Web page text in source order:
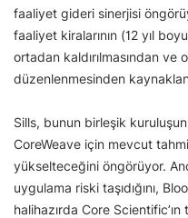
faaliyet gideri sinerjisi
faaliyet kiralarının (12 yıl
ortadan kaldırılmasından ve
düzenlenmesinden
Sills, bunun birleşik
CoreWeave için mevcut
yükselteceğini öngörüyor.
uygulama riski taşıdığını,
halihazırda Core Scientific’ın